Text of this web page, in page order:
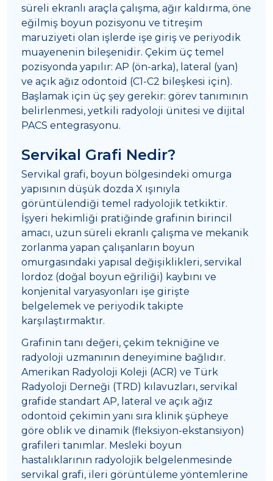
süreli ekranlı araçla çalışma, ağır kaldırma, öne
eğilmiş boyun pozisyonu ve titreşim
maruziyeti olan işlerde işe giriş ve periyodik
muayenenin bileşenidir. Çekim üç temel
pozisyonda yapılır: AP (ön-arka), lateral (yan)
ve açık ağız odontoid (C1-C2 bileşkesi için).
Başlamak için üç şey gerekir: görev tanımının
belirlenmesi, yetkili radyoloji ünitesi ve dijital
PACS entegrasyonu.
Servikal Grafi Nedir?
Servikal grafi, boyun bölgesindeki omurga
yapısının düşük dozda X ışınıyla
görüntülendiği temel radyolojik tetkiktir.
İşyeri hekimliği pratiğinde grafinin birincil
amacı, uzun süreli ekranlı çalışma ve mekanik
zorlanma yapan çalışanların boyun
omurgasındaki yapısal değişiklikleri, servikal
lordoz (doğal boyun eğriliği) kaybını ve
konjenital varyasyonları işe girişte
belgelemek ve periyodik takipte
karşılaştırmaktır.
Grafinin tanı değeri, çekim tekniğine ve
radyoloji uzmanının deneyimine bağlıdır.
Amerikan Radyoloji Koleji (ACR) ve Türk
Radyoloji Derneği (TRD) kılavuzları, servikal
grafide standart AP, lateral ve açık ağız
odontoid çekimin yanı sıra klinik şüpheye
göre oblik ve dinamik (fleksiyon-ekstansiyon)
grafileri tanımlar. Mesleki boyun
hastalıklarının radyolojik belgelenmesinde
servikal grafi, ileri görüntüleme yöntemlerine